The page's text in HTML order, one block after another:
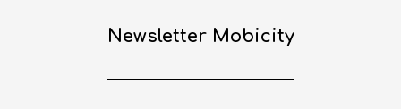
Newsletter Mobicity